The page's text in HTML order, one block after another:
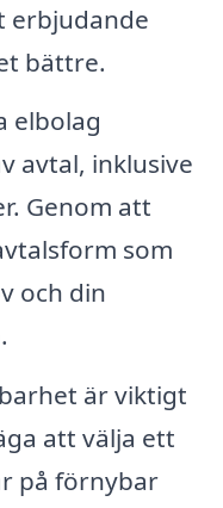
erbjudande
bättre.
elbolag
avtal, inklusive
Genom att
som
och din
är viktigt
att välja ett
på förnybar